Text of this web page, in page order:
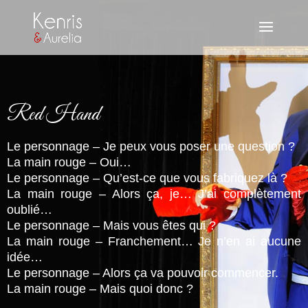
Red Hand
Le personnage – Je peux vous poser une question ?
La main rouge – Oui…
Le personnage – Qu’est-ce que vous fabriquez là ?
La main rouge – Alors ça, je… J’ai complètement
oublié…
Le personnage – Mais vous êtes qui ?
La main rouge – Franchement… Je n’en ai aucune
idée…
Le personnage – Alors ça va pouvoir commencer.
La main rouge – Mais quoi donc ?